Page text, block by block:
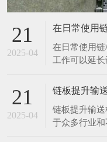
21
2025-04
在日常使用
工作可以延
1.清洁设备：
表面及链板
使用干净的
渍，可使用
21
2025-04
链板提升输
于众多行业